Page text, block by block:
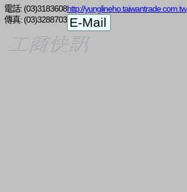
電話: (03)3183608
傳真: (03)3288703
http://yunglineho.taiwantrade.com.tw